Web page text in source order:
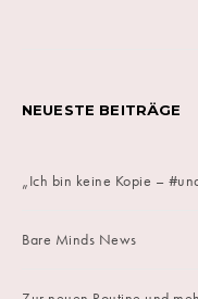
NEUESTE BEITRÄGE
„Ich bin keine Kopie –
Bare Minds News